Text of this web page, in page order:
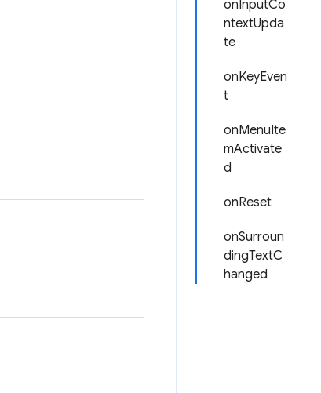
onInputCo
ntextUpda
te
onKeyEven
t
onMenuIte
mActivate
d
onReset
onSurroun
dingTextC
hanged